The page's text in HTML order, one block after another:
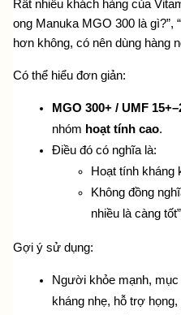
Rất nhiều khách hàng của
ong Manuka MGO 300 là gì?”,
hơn không, có nên dùng hàng
Có thể hiểu đơn giản:
MGO 300+ / UMF
nhóm hoạt tính cao.
Điều đó có nghĩa là:
Hoạt tính kháng
Không đồng
nhiều là càng
Gợi ý sử dụng:
Người khỏe mạnh,
kháng nhẹ, hỗ trợ họng,